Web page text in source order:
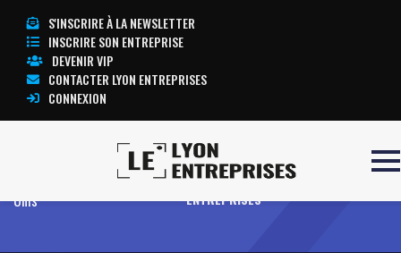
S'INSCRIRE À LA NEWSLETTER
INSCRIRE SON ENTREPRISE
DEVENIR VIP
CONTACTER LYON ENTREPRISES
CONNEXION
Hôtel B&B Lyon Etats-
Unis
TOUTE L’ACTUALITÉ LYON
ENTREPRISES